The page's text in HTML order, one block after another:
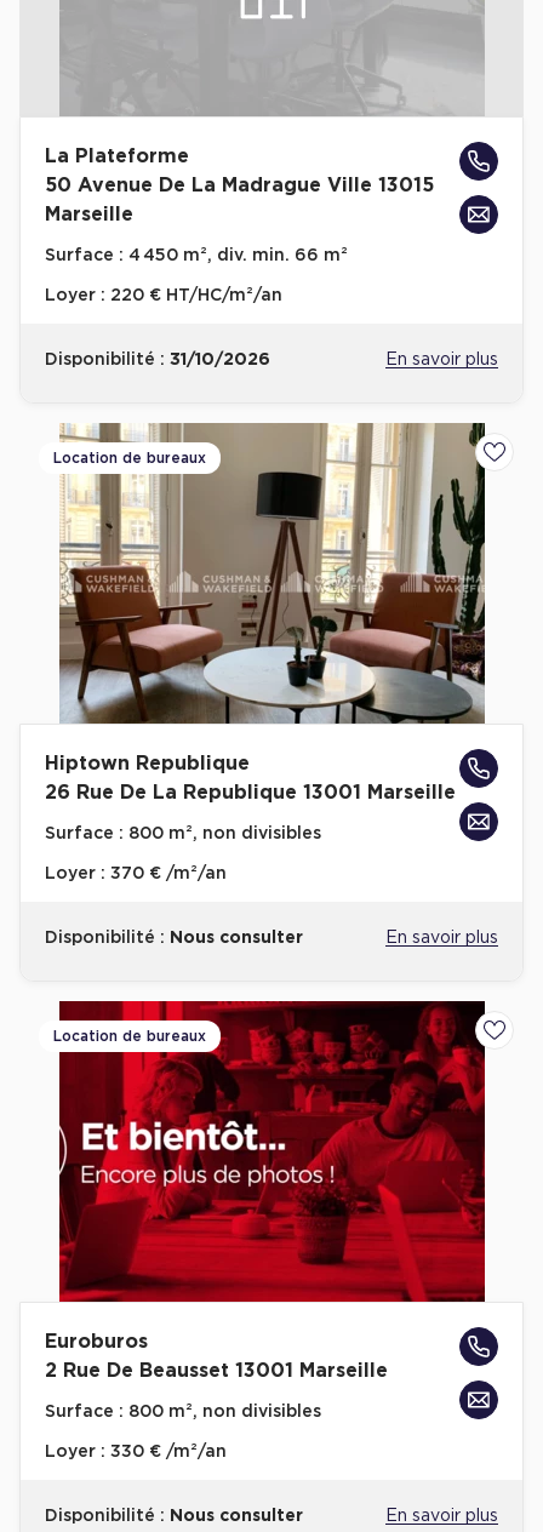
La Plateforme
50 Avenue De La Madrague Ville 13015
Marseille
Surface : 4 450 m², div. min. 66 m²
Loyer : 220 € HT/HC/m²/an
Disponibilité : 31/10/2026 En savoir plus
Location de bureaux
Hiptown Republique
26 Rue De La Republique 13001 Marseille
Surface : 800 m², non divisibles
Loyer : 370 € /m²/an
Disponibilité : Nous consulter En savoir plus
Location de bureaux
Euroburos
2 Rue De Beausset 13001 Marseille
Surface : 800 m², non divisibles
Loyer : 330 € /m²/an
Disponibilité : Nous consulter En savoir plus